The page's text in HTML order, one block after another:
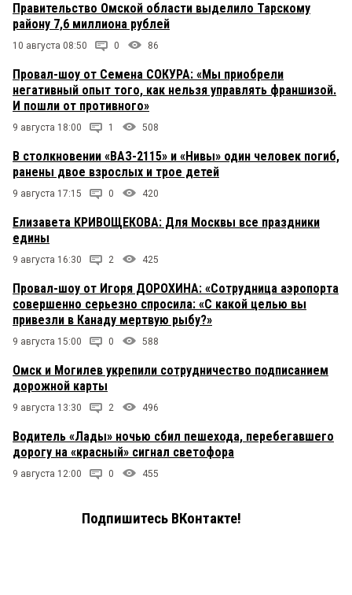
Правительство Омской области выделило Тарскому
району 7,6 миллиона рублей
10 августа 08:50 0 86
Провал-шоу от Семена СОКУРА: «Мы приобрели
негативный опыт того, как нельзя управлять франшизой.
И пошли от противного»
9 августа 18:00 1 508
В столкновении «ВАЗ-2115» и «Нивы» один человек погиб,
ранены двое взрослых и трое детей
9 августа 17:15 0 420
Елизавета КРИВОЩЕКОВА: Для Москвы все праздники
едины
9 августа 16:30 2 425
Провал-шоу от Игоря ДОРОХИНА: «Сотрудница аэропорта
совершенно серьезно спросила: «С какой целью вы
привезли в Канаду мертвую рыбу?»
9 августа 15:00 0 588
Омск и Могилев укрепили сотрудничество подписанием
дорожной карты
9 августа 13:30 2 496
Водитель «Лады» ночью сбил пешехода, перебегавшего
дорогу на «красный» сигнал светофора
9 августа 12:00 0 455
Подпишитесь ВКонтакте!